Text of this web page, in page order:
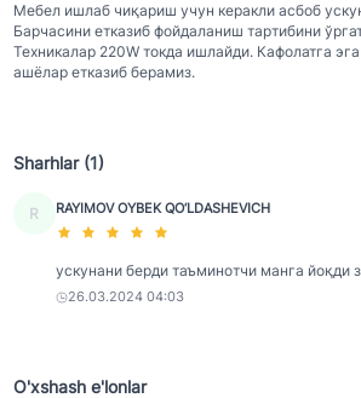
Мебел ишлаб чиқариш учун керакли асбоб
Барчасини етказиб фойдаланиш тартибини
Техникалар 220W токда ишлайди. Кафолатга
ашёлар етказиб берамиз.
Sharhlar (1)
R RAYIMOV OYBEK QO‘LDASHEVICH
ускунани берди таъминотчи манга йоқди
26.03.2024 04:03
O'xshash e'lonlar